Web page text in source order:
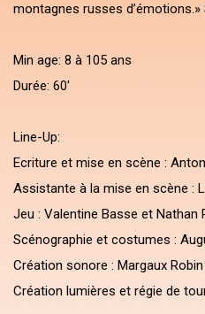
montagnes russes d’émotions.»
Min age: 8 à 105 ans
Durée: 60'
Line-Up:
Ecriture et mise en scène :
Assistante à la mise en scène :
Jeu : Valentine Basse et Nathan
Scénographie et costumes :
Création sonore : Margaux Robin
Création lumières et régie de